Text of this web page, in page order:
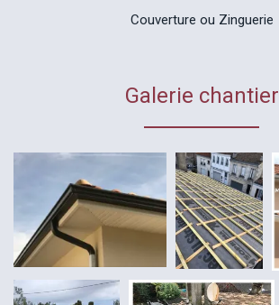
Couverture ou Zinguerie
Galerie chantier